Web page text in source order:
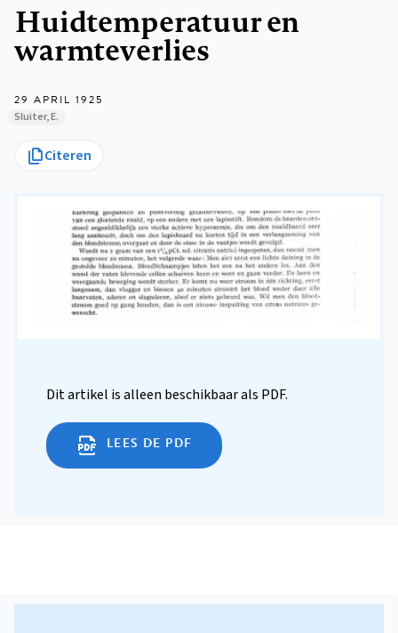
Huidtemperatuur en
warmteverlies
29 APRIL 1925
Sluiter, E.
Citeren
Dit artikel is alleen beschikbaar als PDF.
LEES DE PDF